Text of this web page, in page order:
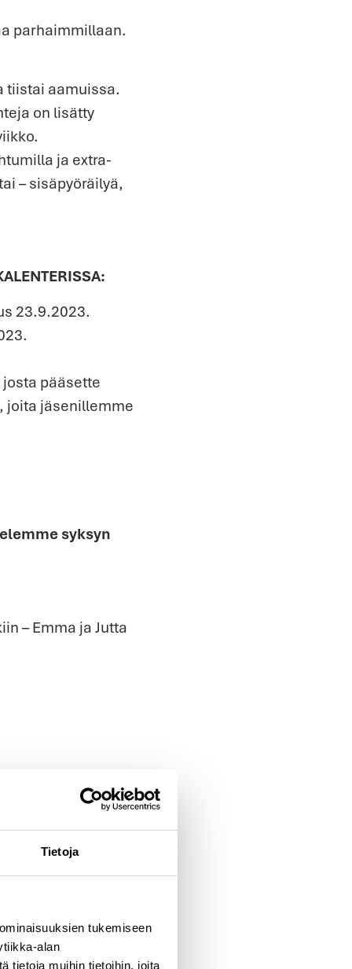
Tietoja
tukemiseen
alan
tietoja muihin tietoihin, joita
parhaimmillaan.
tiistai aamuissa.
on lisätty
ja extra-
– sisäpyöräilyä,
23.9.2023.
pääsette
joita jäsenillemme
syksyn
– Emma ja Jutta
kirjeestämme?
meiltä on jo